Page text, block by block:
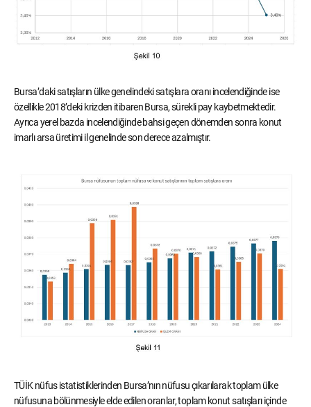
Bursa’daki satışların ülke genelindeki satışlara oranı incelendiğinde ise
özellikle 2018’deki krizden itibaren Bursa, sürekli pay kaybetmektedir.
Ayrıca yerel bazda incelendiğinde bahsi geçen dönemden sonra konut
imarlı arsa üretimi il genelinde son derece azalmıştır.
TÜİK nüfus istatistiklerinden Bursa’nın nüfusu çıkarılarak toplam ülke
nüfusuna bölünmesiyle elde edilen oranlar, toplam konut satışları içinde